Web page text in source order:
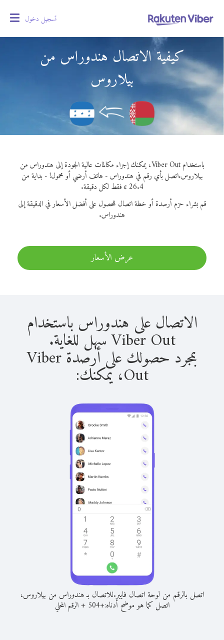
تسجيل دخول
كيفية الاتصال هندوراس من
بيلاروس
باستخدام Viber Out، يمكنك إجراء مكالمات عالية الجودة إلى هندوراس من
بيلاروس.اتصل بأي رقم في هندوراس - هاتف أرضي أو محمول! - بداية من
26.4 ¢ فقط لكل دقيقة.
قم بشراء حزم أرصدة أو خطة اتصال للحصول على أفضل الأسعار في الدقيقة إلى
هندوراس.
عرض الأسعار
الاتصال على هندوراس باستخدام
Viber Out سهل للغاية.
بمجرد حصولك على أرصدة Viber
Out، يمكنك:
اتصل بالرقم من لوحة اتصال فايبر.للاتصال بـ هندوراس من بيلاروس،
اتصل كما هو موضح أدناه:+
504
+الرقم المحلي